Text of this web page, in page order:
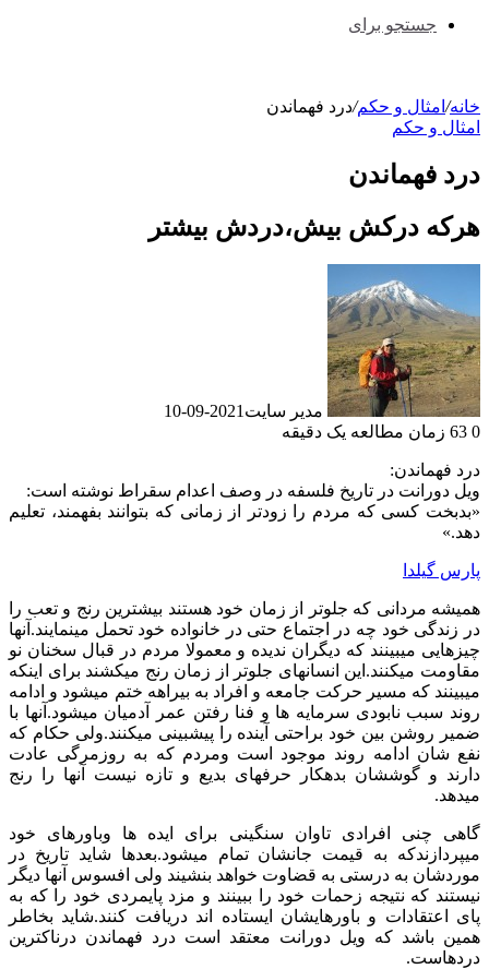
جستجو برای
خانه/ امثال و حکم/درد فهماندن
امثال و حکم
درد فهماندن
هرکه درکش بیش،دردش بیشتر
مدیر سایت 2021-09-10
0
زمان مطالعه یک دقیقه
درد فهماندن:
ویل دورانت در تاریخ فلسفه در وصف اعدام سقراط نوشته است:
«بدبخت کسی که مردم را زودتر از زمانی که بتوانند بفهمند، تعلیم
دهد.»
پارس گیلدا
همیشه مردانی که جلوتر از زمان خود هستند بیشترین رنج و تعب را
در زندگی خود چه در اجتماع حتی در خانواده خود تحمل مینمایند.آنها
چیزهایی میبینند که دیگران ندیده و معمولا مردم در قبال سخنان نو
مقاومت میکنند.این انسانهای جلوتر از زمان رنج میکشند برای اینکه
میبینند که مسیر حرکت جامعه و افراد به بیراهه ختم میشود و ادامه
روند سبب نابودی سرمایه ها و فنا رفتن عمر آدمیان میشود.آنها با
ضمیر روشن بین خود براحتی آینده را پیشبینی میکنند.ولی حکام که
نفع شان ادامه روند موجود است ومردم که به روزمرگی عادت
دارند و گوششان بدهکار حرفهای بدیع و تازه نیست آنها را رنج
میدهد.
گاهی چنی افرادی تاوان سنگینی برای ایده ها وباورهای خود
میپردازندکه به قیمت جانشان تمام میشود.بعدها شاید تاریخ در
موردشان به درستی به قضاوت خواهد بنشیند ولی افسوس آنها دیگر
نیستند که نتیجه زحمات خود را ببینند و مزد پایمردی خود را که به
پای اعتقادات و باورهایشان ایستاده اند دریافت کنند.شاید بخاطر
همین باشد که ویل دورانت معتقد است درد فهماندن درناکترین
دردهاست.